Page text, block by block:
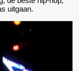
uitgaan.